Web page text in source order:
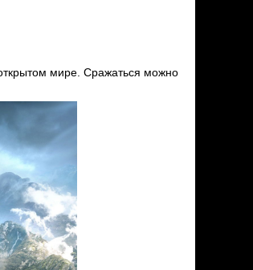
мире. Сражаться можно